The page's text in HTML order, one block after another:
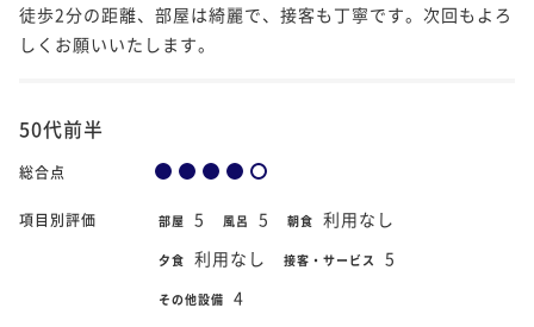
徒歩2分の距離、部屋は綺麗で、接客も丁寧です。次回もよろ
しくお願いいたします。
50代前半
総合点
項目別評価 部屋 5 風呂 5 朝食 利用なし
夕食 利用なし 接客・サービス 5
その他設備 4